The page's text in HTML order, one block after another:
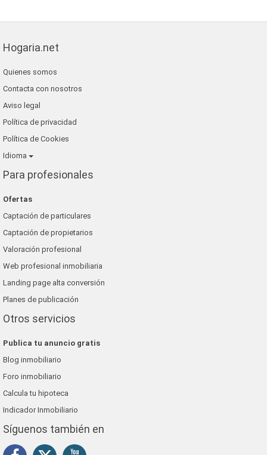
Hogaria.net
Quienes somos
Contacta con nosotros
Aviso legal
Política de privacidad
Política de Cookies
Idioma
Para profesionales
Ofertas
Captación de particulares
Captación de propietarios
Valoración profesional
Web profesional inmobiliaria
Landing page alta conversión
Planes de publicación
Otros servicios
Publica tu anuncio gratis
Blog inmobiliario
Foro inmobiliario
Calcula tu hipoteca
Indicador Inmobiliario
Síguenos también en